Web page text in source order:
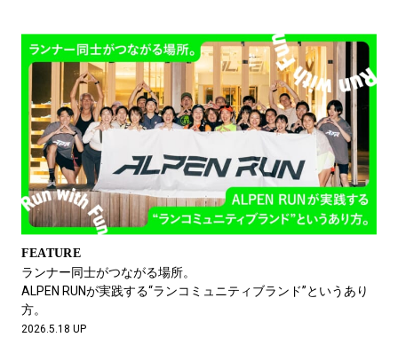
FEATURE
ランナー同士がつながる場所。
ALPEN RUNが実践する“ランコミュニティブランド”というあり
方。
2026.5.18 UP